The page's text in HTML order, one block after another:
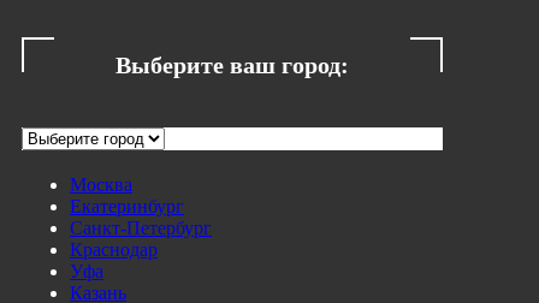
Выберите ваш город:
Москва
Екатеринбург
Санкт-Петербург
Краснодар
Уфа
Казань